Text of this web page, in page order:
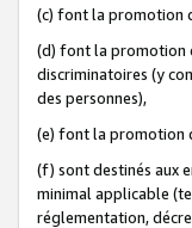
(c) font la promotion
(d) font la promotion
discriminatoires (y
des personnes),
(e) font la promotion
(f) sont destinés aux
minimal applicable
réglementation,